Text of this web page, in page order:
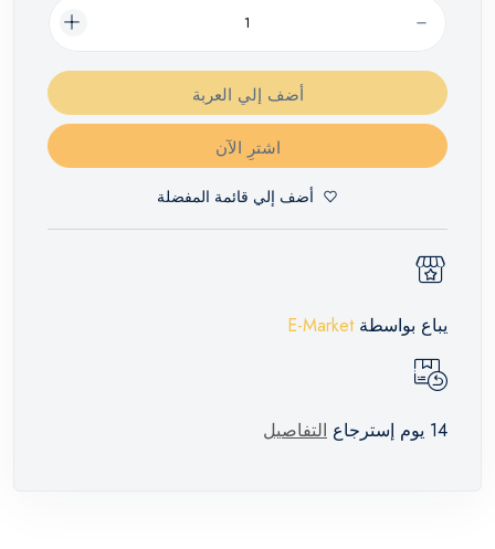
أضف إلي العربة
اشترِ الآن
أضف إلي قائمة المفضلة
يباع بواسطةE-Market
14 يوم إسترجاع التفاصيل